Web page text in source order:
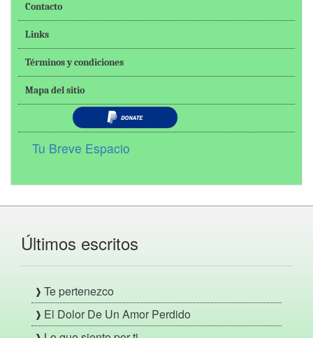
Contacto
Links
Términos y condiciones
Mapa del sitio
Tu Breve Espacio
Últimos escritos
Te pertenezco
El Dolor De Un Amor Perdido